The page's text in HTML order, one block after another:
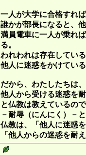
一人が大学に合格すれ
誰かが部長になると、
満員電車に一人が乗れ
る。
われわれは存在してい
他人に迷惑をかけてい
だから、わたしたちは、
他人から受ける迷惑を
と仏教は教えているの
－耐辱（にんにく）－
仏教は、「他人に迷惑
「他人からの迷惑を耐